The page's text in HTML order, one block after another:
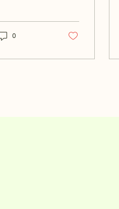
出席人員：本
姜智翎 說
0